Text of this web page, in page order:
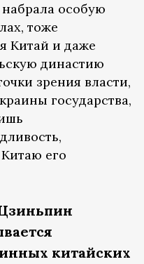
особую
тоже
Китай и даже
династию
зрения власти,
государства,
его
китайских